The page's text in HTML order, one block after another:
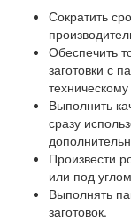
Сократить
Обеспечить
заготовки с
Выполнить
сразу
Произвести
или под
Выполнять
заготовок.